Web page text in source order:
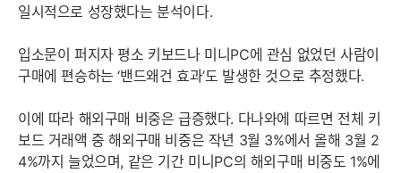
일시적으로 성장했다는 분석이다.
입소문이 퍼지자 평소 키보드나 미니PC에 관심 없었던 사람이
구매에 편승하는 ‘밴드왜건 효과’도 발생한 것으로 추정했다.
이에 따라 해외구매 비중은 급증했다. 다나와에 따르면 전체 키
보드 거래액 중 해외구매 비중은 작년 3월 3%에서 올해 3월 2
4%까지 늘었으며, 같은 기간 미니PC의 해외구매 비중도 1%에